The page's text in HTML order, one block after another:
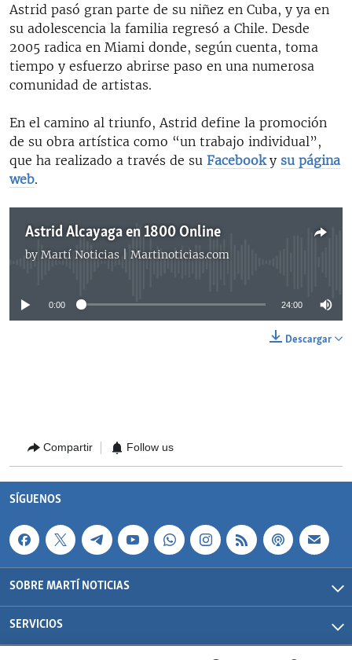
Astrid pasó gran parte de su niñez en Cuba, y ya en
su adolescencia la familia regresó a Chile. Desde
2005 radica en Miami donde, según cuenta, toma
tiempo y esfuerzo abrirse paso en una numerosa
comunidad de artistas.
En el camino al triunfo, Astrid define la promoción
de su obra artística como “un trabajo individual”,
que ha realizado a través de su Facebooky su página
web.
Astrid Alcayaga en 1800 Online
by Martí Noticias | Martinoticias.com
No media source currently available
0:00 24:00
Descargar
Compartir Follow us
SÍGUENOS
SOBRE MARTÍ NOTICIAS
SERVICIOS